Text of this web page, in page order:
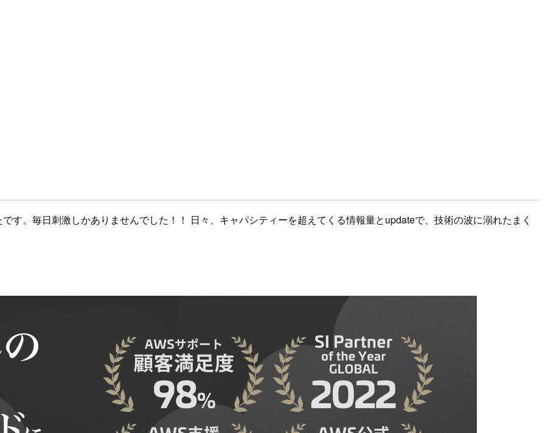
す。毎日刺激しかありませんでした！！ 日々、キャパシティーを超えてくる情報量とupdateで、技術の波に溺れたまく